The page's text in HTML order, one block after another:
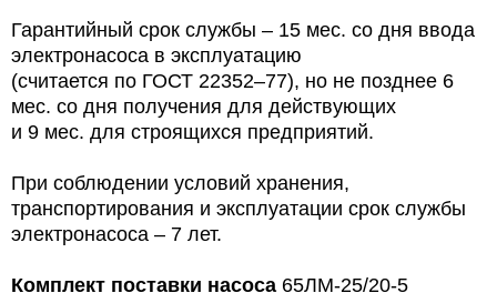
Гарантийный срок службы – 15 мес. со дня ввода
электронасоса в эксплуатацию
(считается по ГОСТ 22352–77), но не позднее 6
мес. со дня получения для действующих
и 9 мес. для строящихся предприятий.
При соблюдении условий хранения,
транспортирования и эксплуатации срок службы
электронасоса – 7 лет.
Комплект поставки насоса 65ЛМ-25/20-5